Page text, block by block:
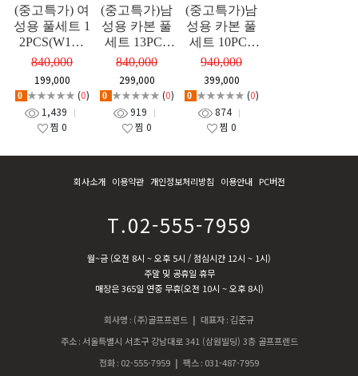
(중고특가) 여
성용 풀세트 1
2PCS(W1+F
W+UT+8I+P)
840,000
199,000
0 ★★★★★ (0)
1,439
찜 0
(중고특가)남
성용 카본 풀
세트 13PCS
(W1+FW+UT
+9I+P)
840,000
299,000
0 ★★★★★ (0)
919
찜 0
(중고특가)남
성용 카본 풀
세트 10PCS
(W1+FW+UT
+6I+P)
940,000
399,000
0 ★★★★★ (0)
874
찜 0
회사소개 이용약관 개인정보처리방침 이용안내 PC버전
T.02-555-7959
월~금 (오전 8시 ~ 오후 5시 / 점심시간 12시 ~ 1시)
주말 및 공휴일 휴무
매장은 365일 연중 무휴(오전 10시 ~ 오후 8시)
회사명 : (주)골프프렌드 | 대표자: 김준규
주소 : 서울특별시 서초구 강남대로 341 (삼원빌딩) 3층 골프프렌드
전화: 02-555-7959 | 팩스: 031-487-7959